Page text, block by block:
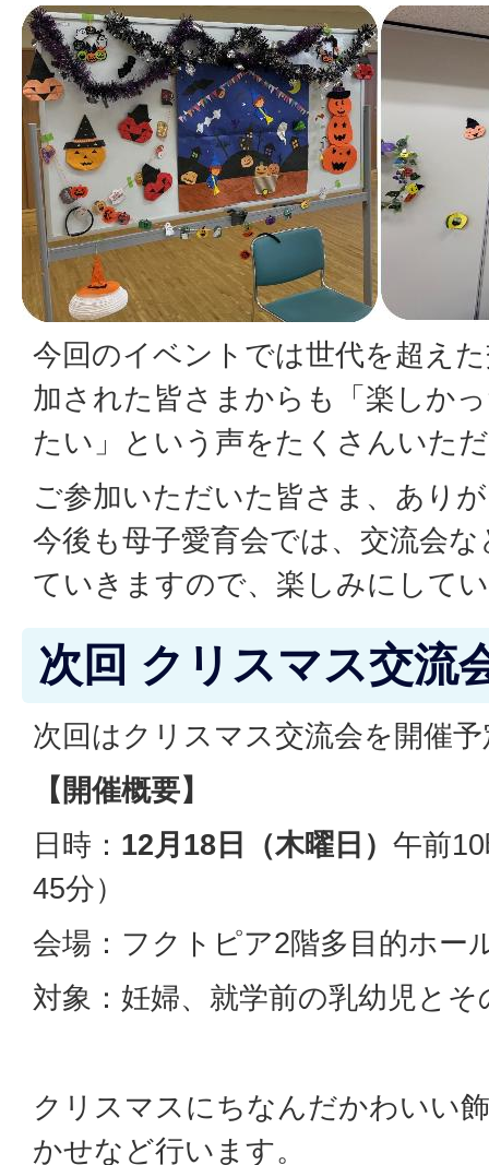
今回のイベントでは世代を超え
加された皆さまからも「楽しか
たい」という声をたくさんいた
ご参加いただいた皆さま、あり
今後も母子愛育会では、交流会
ていきますので、楽しみにして
次回 クリスマス交流
次回はクリスマス交流会を開催
【開催概要】
日時： 12月18日（木曜日） 午前
45分）
会場：フクトピア2階多目的ホー
対象：妊婦、就学前の乳幼児と
クリスマスにちなんだかわいい
かせなど行います。